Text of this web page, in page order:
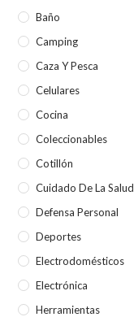
Baño
Camping
Caza Y Pesca
Celulares
Cocina
Coleccionables
Cotillón
Cuidado De La Salud
Defensa Personal
Deportes
Electrodomésticos
Electrónica
Herramientas